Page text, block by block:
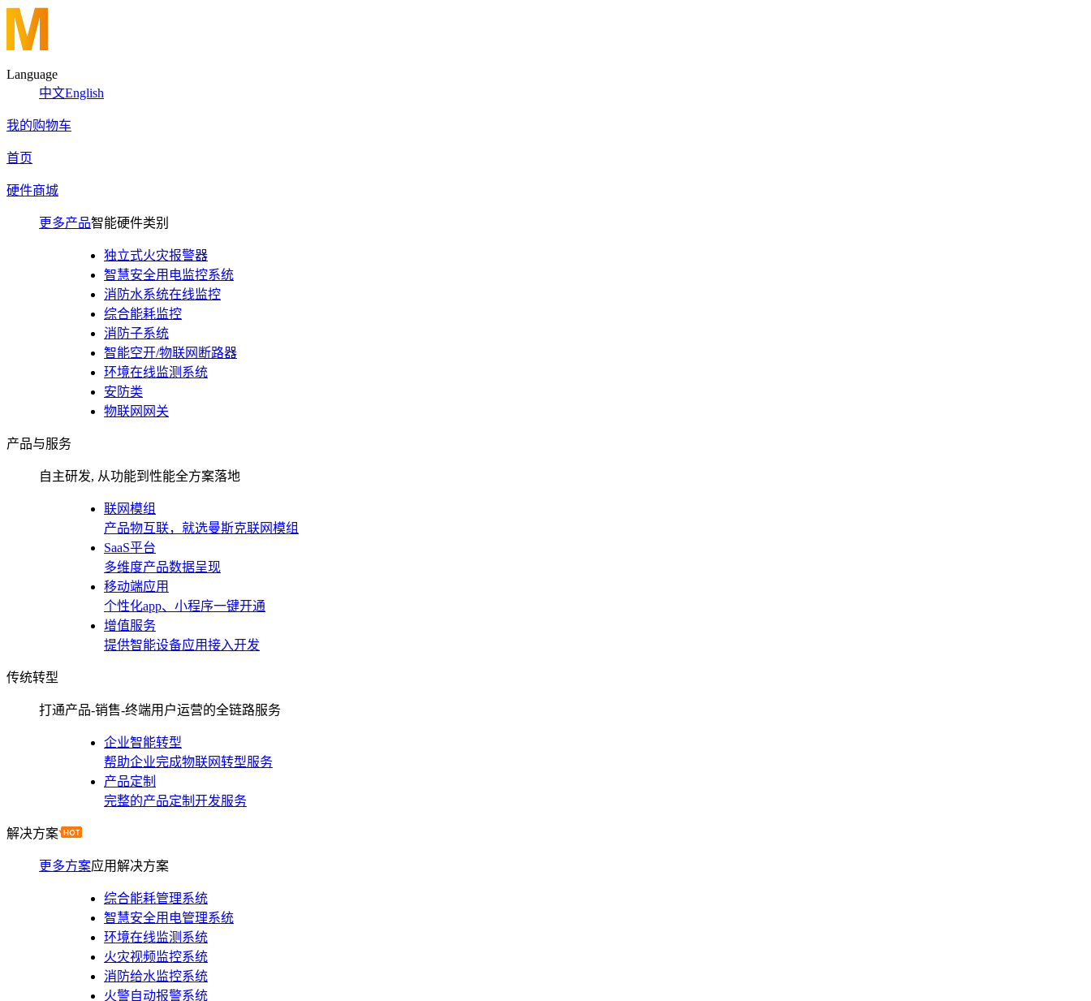
Language
中文English
我的购物车
首页
硬件商城
更多产品智能硬件类别
独立式火灾报警器
智慧安全用电监控系统
消防水系统在线监控
综合能耗监控
消防子系统
智能空开/物联网断路器
环境在线监测系统
安防类
物联网网关
产品与服务
自主研发, 从功能到性能全方案落地
联网模组
产品物互联，就选曼斯克联网模组
SaaS平台
多维度产品数据呈现
移动端应用
个性化app、小程序一键开通
增值服务
提供智能设备应用接入开发
传统转型
打通产品-销售-终端用户运营的全链路服务
企业智能转型
帮助企业完成物联网转型服务
产品定制
完整的产品定制开发服务
解决方案
更多方案应用解决方案
综合能耗管理系统
智慧安全用电管理系统
环境在线监测系统
火灾视频监控系统
消防给水监控系统
火警自动报警系统